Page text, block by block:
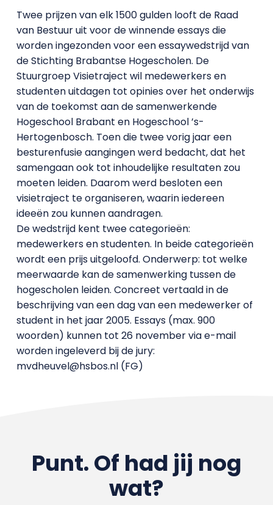
Twee prijzen van elk 1500 gulden looft de Raad
van Bestuur uit voor de winnende essays die
worden ingezonden voor een essaywedstrijd van
de Stichting Brabantse Hogescholen. De
Stuurgroep Visietraject wil medewerkers en
studenten uitdagen tot opinies over het onderwijs
van de toekomst aan de samenwerkende
Hogeschool Brabant en Hogeschool ’s-
Hertogenbosch. Toen die twee vorig jaar een
besturenfusie aangingen werd bedacht, dat het
samengaan ook tot inhoudelijke resultaten zou
moeten leiden. Daarom werd besloten een
visietraject te organiseren, waarin iedereen
ideeën zou kunnen aandragen.
De wedstrijd kent twee categorieën:
medewerkers en studenten. In beide categorieën
wordt een prijs uitgeloofd. Onderwerp: tot welke
meerwaarde kan de samenwerking tussen de
hogescholen leiden. Concreet vertaald in de
beschrijving van een dag van een medewerker of
student in het jaar 2005. Essays (max. 900
woorden) kunnen tot 26 november via e-mail
worden ingeleverd bij de jury:
mvdheuvel@hsbos.nl (FG)
Punt. Of had jij nog
wat?